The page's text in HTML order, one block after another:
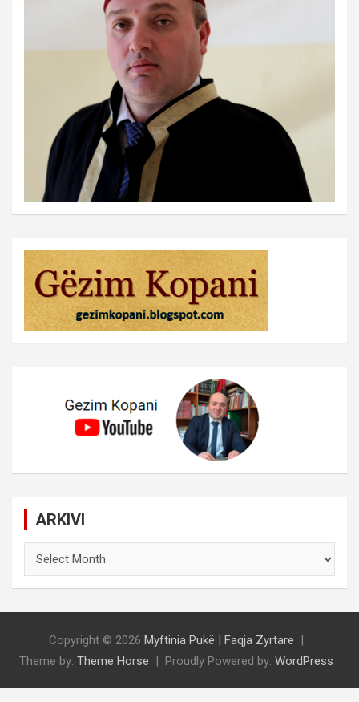
ARKIVI
Copyright © 2026 Myftinia Pukë | Faqja Zyrtare
Theme by: Theme Horse Proudly Powered by: WordPress